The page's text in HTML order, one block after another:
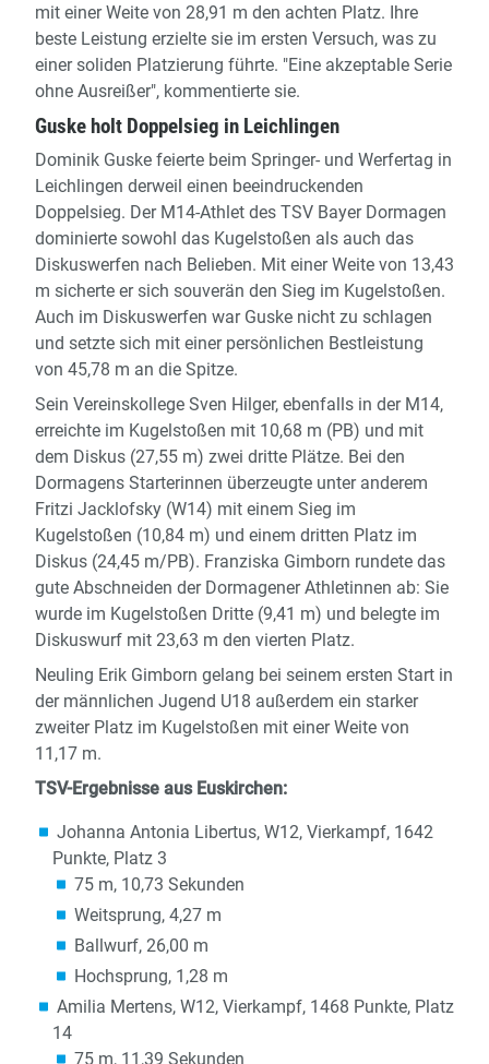
mit einer Weite von 28,91 m den achten Platz. Ihre
beste Leistung erzielte sie im ersten Versuch, was zu
einer soliden Platzierung führte. "Eine akzeptable Serie
ohne Ausreißer", kommentierte sie.
Guske holt Doppelsieg in Leichlingen
Dominik Guske feierte beim Springer- und Werfertag in
Leichlingen derweil einen beeindruckenden
Doppelsieg. Der M14-Athlet des TSV Bayer Dormagen
dominierte sowohl das Kugelstoßen als auch das
Diskuswerfen nach Belieben. Mit einer Weite von 13,43
m sicherte er sich souverän den Sieg im Kugelstoßen.
Auch im Diskuswerfen war Guske nicht zu schlagen
und setzte sich mit einer persönlichen Bestleistung
von 45,78 m an die Spitze.
Sein Vereinskollege Sven Hilger, ebenfalls in der M14,
erreichte im Kugelstoßen mit 10,68 m (PB) und mit
dem Diskus (27,55 m) zwei dritte Plätze. Bei den
Dormagens Starterinnen überzeugte unter anderem
Fritzi Jacklofsky (W14) mit einem Sieg im
Kugelstoßen (10,84 m) und einem dritten Platz im
Diskus (24,45 m/PB). Franziska Gimborn rundete das
gute Abschneiden der Dormagener Athletinnen ab: Sie
wurde im Kugelstoßen Dritte (9,41 m) und belegte im
Diskuswurf mit 23,63 m den vierten Platz.
Neuling Erik Gimborn gelang bei seinem ersten Start in
der männlichen Jugend U18 außerdem ein starker
zweiter Platz im Kugelstoßen mit einer Weite von
11,17 m.
TSV-Ergebnisse aus Euskirchen:
Johanna Antonia Libertus, W12, Vierkampf, 1642
Punkte, Platz 3
75 m, 10,73 Sekunden
Weitsprung, 4,27 m
Ballwurf, 26,00 m
Hochsprung, 1,28 m
Amilia Mertens, W12, Vierkampf, 1468 Punkte, Platz
14
75 m, 11,39 Sekunden